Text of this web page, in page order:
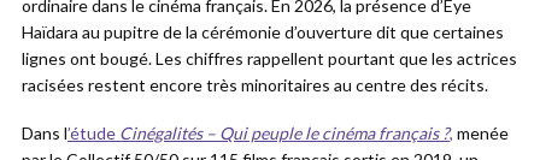
ordinaire dans le cinéma français. En 2026, la présence d’Eye
Haïdara au pupitre de la cérémonie d’ouverture dit que certaines
lignes ont bougé. Les chiffres rappellent pourtant que les actrices
racisées restent encore très minoritaires au centre des récits.
Dans l’étude Cinégalités – Qui peuple le cinéma français ?, menée